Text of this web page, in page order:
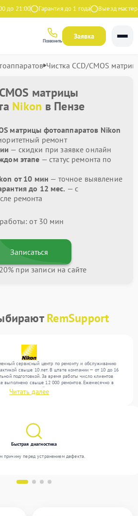
21:00 Гарантия до 1 года Выезд мастера
Позвонить
Заявка
Чистка CCD/CMOS
матрицы
Nikon в Пензе
матрицы фотоаппаратов Nikon
ремонт
— скидки при заявке онлайн
этапе — статус ремонта по
от 10 мин — точное выявление
до 12 мес. — с
ремонта
от 30 мин
Записаться
при записи на сайте
RemSupport
сервисный центр по ремонту и обслуживанию
свыше 10 лет. В штате компании — от 10 до 16
подготовкой. За время работы число клиентов
выполнено свыше 12 000 ремонтов. Ежемесячно в
300 обращений, включая , , . Мы выполняем ремонт
и поддерживаем высокий стандарт качества благодаря
Читать далее
Быстрая диагностика
причину перед устранением дефекта.